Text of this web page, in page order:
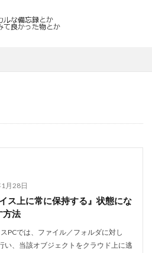
月28日
ス上に常に保持する』状態にな
方法
PCでは、ファイル／フォルダに対し
い、当該オブジェクトをクラウド上に逃